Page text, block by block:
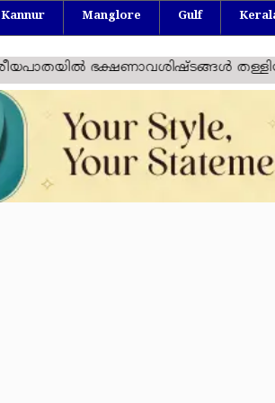
Kannur Manglore Gulf